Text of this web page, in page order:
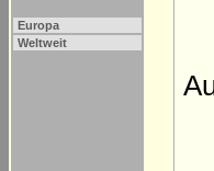
Europa
Weltweit